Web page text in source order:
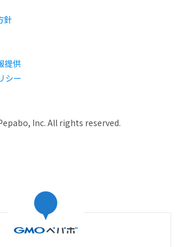
針
提供
シー
Inc. All rights reserved.